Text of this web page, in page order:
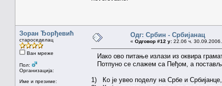
Зоран Ђорђевић
староседелац
Ван мреже
Пол:
Организација:
Име и презиме:
Одг: Србин - Србијанац
« Одговор #12 у: 22.06 ч.
Иако ово питање излази из оквира
Потпуно се слажем са Пеђом, а
1) Ко је увео поделу на Србе и